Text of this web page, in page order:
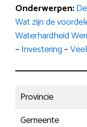
Onderwerpen:
Wat zijn de
Waterhardheid
–Investering–
Provincie
Gemeente